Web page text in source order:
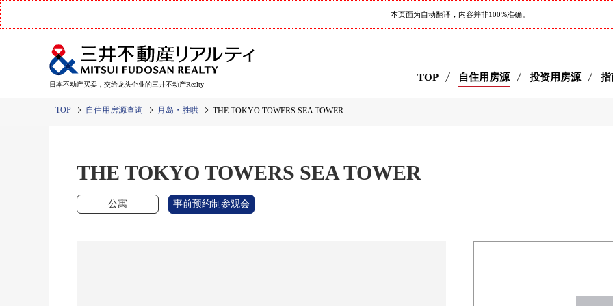
本页面为自动翻译，内容并非100%准确。
日本不动产买卖，交给龙头企业的三井不动产Realty
TOP 自住用房源 投资用房源 指
TOP 自住用房源查询 月岛・胜哄 THE TOKYO TOWERS SEA TOWER
THE TOKYO TOWERS SEA TOWER
公寓 事前预约制参观会